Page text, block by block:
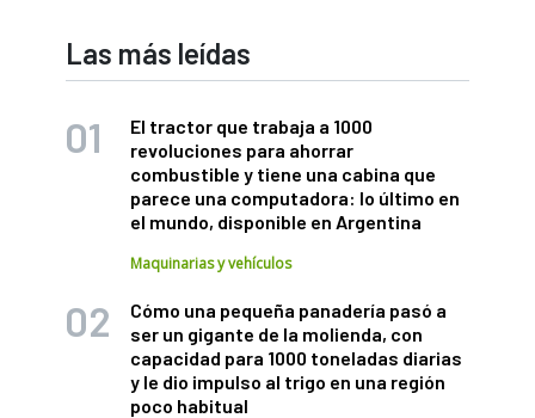
Las más leídas
El tractor que trabaja a 1000
revoluciones para ahorrar
combustible y tiene una cabina que
parece una computadora: lo último en
el mundo, disponible en Argentina
Maquinarias y vehículos
Cómo una pequeña panadería pasó a
ser un gigante de la molienda, con
capacidad para 1000 toneladas diarias
y le dio impulso al trigo en una región
poco habitual